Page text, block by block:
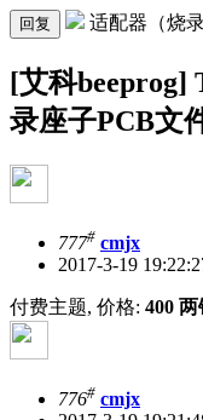
回复 适配器（烧
[艾科beeprog]
录座子PCB文
777# cmjx
2017-3-19
付费主题, 价格: 400
776# cmjx